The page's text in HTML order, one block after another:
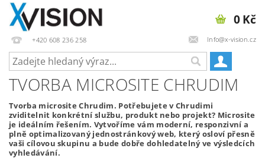
+420 608 236 258 Info@x-vision.cz
0 Kč
TVORBA MICROSITE CHRUDIM
Tvorba microsite Chrudim. Potřebujete v Chrudimi
zviditelnit konkrétní službu, produkt nebo projekt? Microsite
je ideálním řešením. Vytvoříme vám moderní, responzivní a
plně optimalizovaný jednostránkový web, který osloví přesně
vaši cílovou skupinu a bude dobře dohledatelný ve výsledcích
vyhledávání.